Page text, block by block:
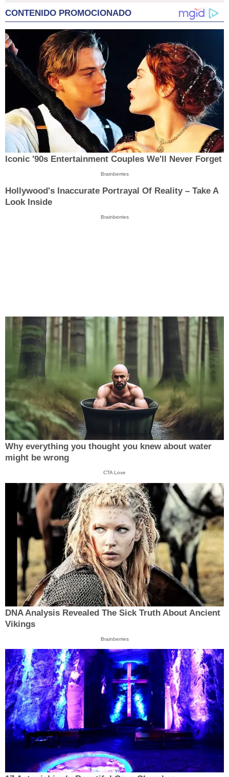
CONTENIDO PROMOCIONADO
Iconic '90s Entertainment Couples We'll Never Forget
Brainberries
Hollywood's Inaccurate Portrayal Of Reality – Take A
Look Inside
Brainberries
Why everything you thought you knew about water
might be wrong
CTA Love
DNA Analysis Revealed The Sick Truth About Ancient
Vikings
Brainberries